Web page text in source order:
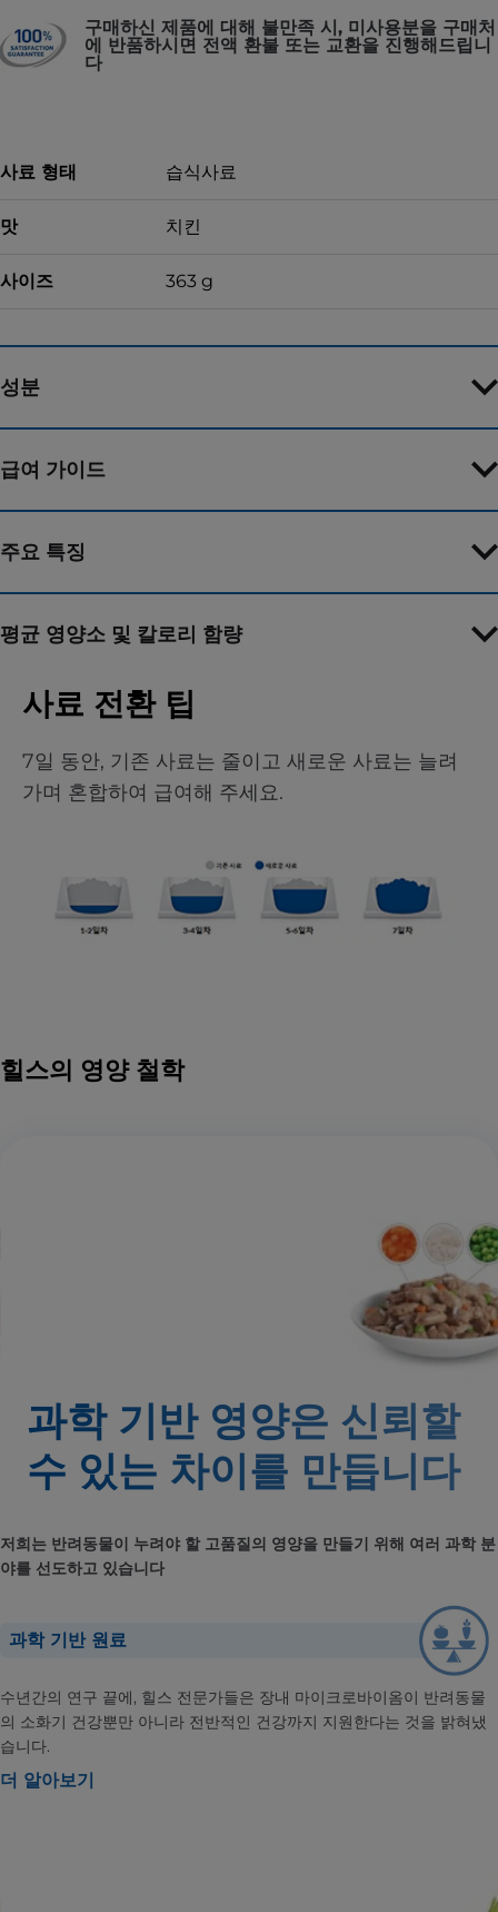
구매하신 제품에 대해 불만족 시, 미사용분을 구매처
에 반품하시면 전액 환불 또는 교환을 진행해드립니
다
사료 형태 습식사료
맛 치킨
사이즈 363 g
성분
급여 가이드
주요 특징
평균 영양소 및 칼로리 함량
사료 전환 팁
7일 동안, 기존 사료는 줄이고 새로운 사료는 늘려
가며 혼합하여 급여해 주세요.
힐스의 영양 철학
과학 기반 영양은 신뢰할
수 있는 차이를 만듭니다
저희는 반려동물이 누려야 할 고품질의 영양을 만들기 위해 여러 과학 분
야를 선도하고 있습니다
과학 기반 원료
수년간의 연구 끝에, 힐스 전문가들은 장내 마이크로바이옴이 반려동물
의 소화기 건강뿐만 아니라 전반적인 건강까지 지원한다는 것을 밝혀냈
습니다.
더 알아보기